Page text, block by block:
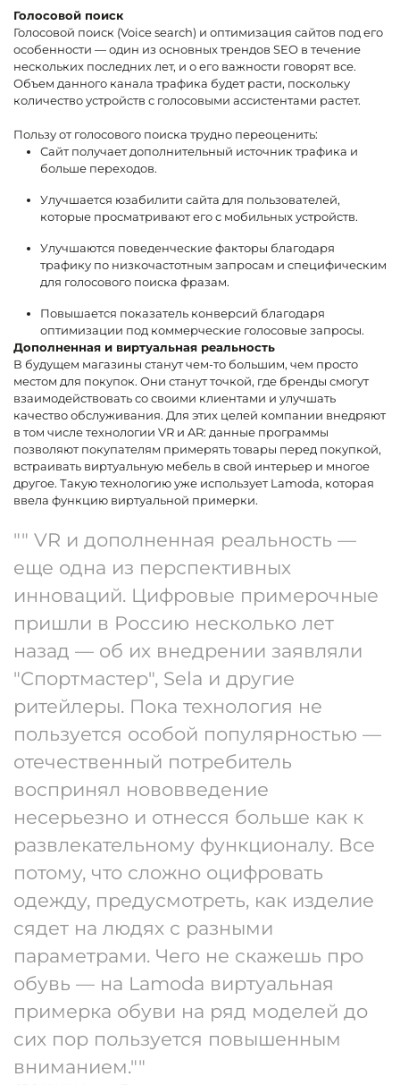
Голосовой поиск
Голосовой поиск (Voice search) и оптимизация сайтов под его
особенности — один из основных трендов SEO в течение
нескольких последних лет, и о его важности говорят все.
Объем данного канала трафика будет расти, поскольку
количество устройств с голосовыми ассистентами растет.
Пользу от голосового поиска трудно переоценить:
Сайт получает дополнительный источник трафика и
больше переходов.
Улучшается юзабилити сайта для пользователей,
которые просматривают его с мобильных устройств.
Улучшаются поведенческие факторы благодаря
трафику по низкочастотным запросам и специфическим
для голосового поиска фразам.
Повышается показатель конверсий благодаря
оптимизации под коммерческие голосовые запросы.
Дополненная и виртуальная реальность
В будущем магазины станут чем-то большим, чем просто
местом для покупок. Они станут точкой, где бренды смогут
взаимодействовать со своими клиентами и улучшать
качество обслуживания. Для этих целей компании внедряют
в том числе технологии VR и AR: данные программы
позволяют покупателям примерять товары перед покупкой,
встраивать виртуальную мебель в свой интерьер и многое
другое. Такую технологию уже использует Lamoda, которая
ввела функцию виртуальной примерки.
"" VR и дополненная реальность —
еще одна из перспективных
инноваций. Цифровые примерочные
пришли в Россию несколько лет
назад — об их внедрении заявляли
"Спортмастер", Sela и другие
ритейлеры. Пока технология не
пользуется особой популярностью —
отечественный потребитель
воспринял нововведение
несерьезно и отнесся больше как к
развлекательному функционалу. Все
потому, что сложно оцифровать
одежду, предусмотреть, как изделие
сядет на людях с разными
параметрами. Чего не скажешь про
обувь — на Lamoda виртуальная
примерка обуви на ряд моделей до
сих пор пользуется повышенным
вниманием.""